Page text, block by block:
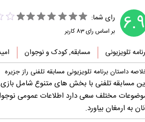
6.9 رای شما:
بر اساس رای83کاربر
تلویزیونی مسابقه, کودک و نوجوان
داستان برنامه تلویزیونی مسابقه تلفنی راز جزیره
مسابقه تلفنی با بخش های متنوع شامل
مختلف سعی دارد اطلاعات عمومی
به ارمغان بیاورد.